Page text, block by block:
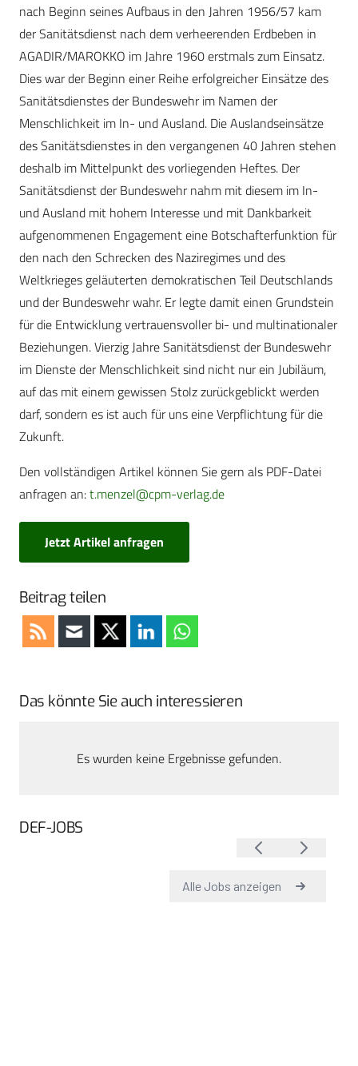
nach Beginn seines Aufbaus in den Jahren 1956/57 kam
der Sanitätsdienst nach dem verheerenden Erdbeben in
AGADIR/MAROKKO im Jahre 1960 erstmals zum Einsatz.
Dies war der Beginn einer Reihe erfolgreicher Einsätze des
Sanitätsdienstes der Bundeswehr im Namen der
Menschlichkeit im In- und Ausland. Die Auslandseinsätze
des Sanitätsdienstes in den vergangenen 40 Jahren stehen
deshalb im Mittelpunkt des vorliegenden Heftes. Der
Sanitätsdienst der Bundeswehr nahm mit diesem im In-
und Ausland mit hohem Interesse und mit Dankbarkeit
aufgenommenen Engagement eine Botschafterfunktion für
den nach den Schrecken des Naziregimes und des
Weltkrieges geläuterten demokratischen Teil Deutschlands
und der Bundeswehr wahr. Er legte damit einen Grundstein
für die Entwicklung vertrauensvoller bi- und multinationaler
Beziehungen. Vierzig Jahre Sanitätsdienst der Bundeswehr
im Dienste der Menschlichkeit sind nicht nur ein Jubiläum,
auf das mit einem gewissen Stolz zurückgeblickt werden
darf, sondern es ist auch für uns eine Verpflichtung für die
Zukunft.
Den vollständigen Artikel können Sie gern als PDF-Datei
anfragen an:t.menzel@cpm-verlag.de
Jetzt Artikel anfragen
Beitrag teilen
Das könnte Sie auch interessieren
Es wurden keine Ergebnisse gefunden.
DEF-JOBS